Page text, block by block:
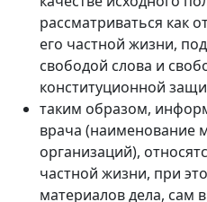
рассматриваться как
его частной жизни,
свободой слова и
конституционной
таким образом,
врача (наименование
организаций),
частной жизни, при
материалов дела, сам